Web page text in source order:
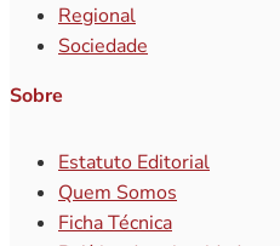
Regional
Sociedade
Sobre
Estatuto Editorial
Quem Somos
Ficha Técnica